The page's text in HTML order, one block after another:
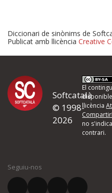
Proposeu-
d'errors
Si heu trobat un error o voleu
quina és la millora que
El vostre correu
Diccionari de sinònims de
Publicat amb llicència Creative
Softcatalà
© 1998-
2026
El
llicència
no
contrari.
Seguiu-nos